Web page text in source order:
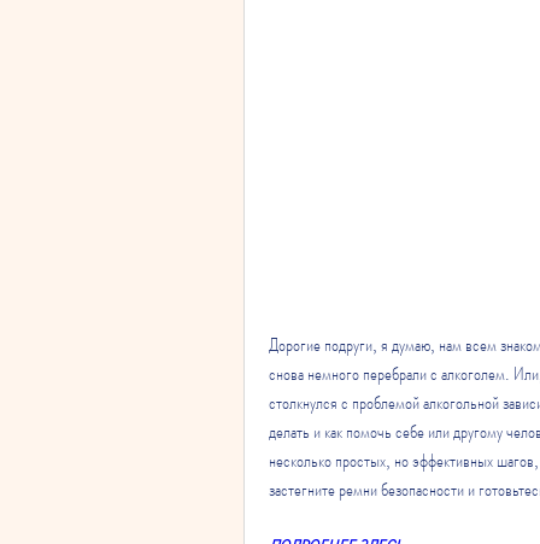
Дорогие подруги, я думаю, нам всем
снова немного перебрали с алкоголем.
столкнулся с проблемой алкогольной
делать и как помочь себе или другому
несколько простых, но эффективных
застегните ремни безопасности и